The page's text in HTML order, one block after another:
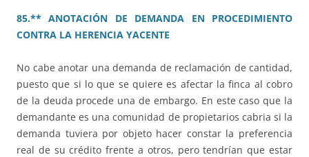
85.** ANOTACIÓN DE DEMANDA EN PROCEDIMIENTO
CONTRA LA HERENCIA YACENTE
No cabe anotar una demanda de reclamación de cantidad,
puesto que si lo que se quiere es afectar la finca al cobro
de la deuda procede una de embargo. En este caso que la
demandante es una comunidad de propietarios cabria si la
demanda tuviera por objeto hacer constar la preferencia
real de su crédito frente a otros, pero tendrían que estar